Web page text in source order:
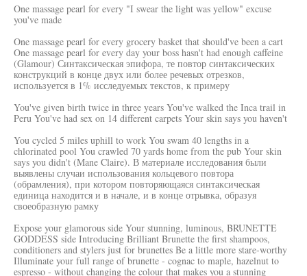
One massage pearl for every "I swear the light was yellow" excuse
you've made
One massage pearl for every grocery basket that should've been a cart
One massage pearl for every day your boss hasn't had enough caffeine
(Glamour) Синтаксическая эпифора, те повтор синтаксических
конструкций в конце двух или более речевых отрезков,
используется в 1% исследуемых текстов, к примеру
You've given birth twice in three years You've walked the Inca trail in
Peru You've had sex on 14 different carpets Your skin says you haven't
You cycled 5 miles uphill to work You swam 40 lengths in a
chlorinated pool You crawled 70 yards home from the pub Your skin
says you didn't (Mane Claire). В материале исследования были
выявлены случаи использования кольцевого повтора
(обрамления), при котором повторяющаяся синтаксическая
единица находится и в начале, и в конце отрывка, образуя
своеобразную рамку
Expose your glamorous side Your stunning, luminous, BRUNETTE
GODDESS side Introducing Brilliant Brunette the first shampoos,
conditioners and stylers just for brunettes Be a little more stare-worthy
Illuminate your full range of brunette - cognac to maple, hazelnut to
espresso - without changing the colour that makes you a stunning